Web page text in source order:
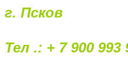
г. Псков
Тел .: + 7 900 993